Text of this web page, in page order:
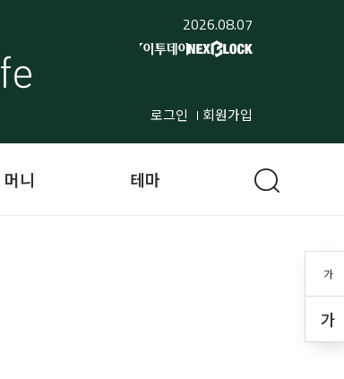
2026.08.07
로그인 회원가입
가
가
머니 테마